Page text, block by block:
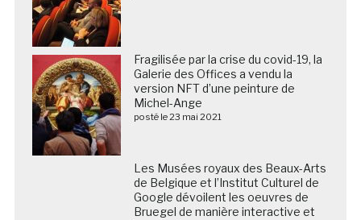
Fragilisée par la crise du covid-19, la
Galerie des Offices a vendu la
version NFT d’une peinture de
Michel-Ange
posté le 23 mai 2021
Les Musées royaux des Beaux-Arts de Belgique et
l’Institut Culturel de Google dévoilent les oeuvres de
Bruegel de manière interactive et immersive